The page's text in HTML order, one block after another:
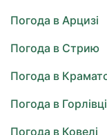
Погода в Арцизі
Погода в Стрию
Погода в
Погода в Горлівці
Погода в Ковелі